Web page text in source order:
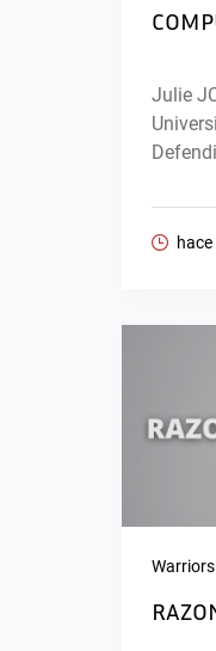
Julie